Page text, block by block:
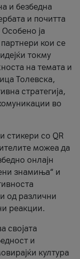
и безбедна
и почитта
ја
кои се
токму
на темата и
Толевска,
стратегија,
во
стикери со QR
можеа да
онлајн
знамиња“ и
од различни
реакции.
својата
и
култура